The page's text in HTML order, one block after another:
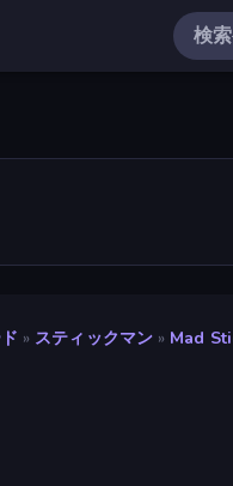
» スティックマン » Mad